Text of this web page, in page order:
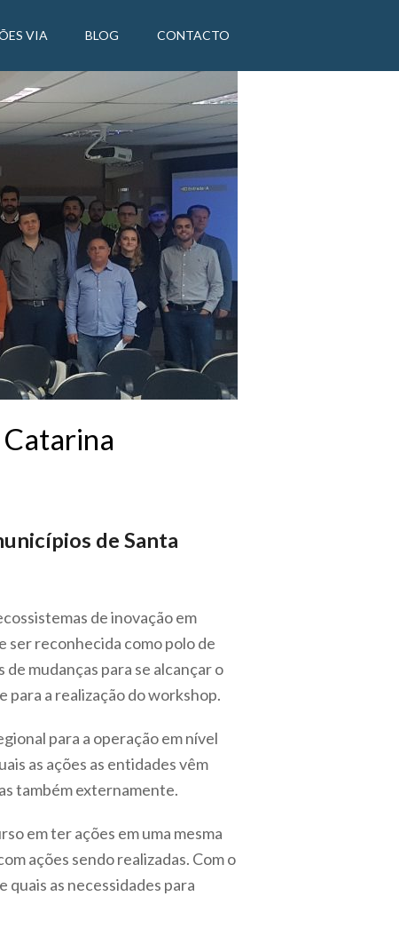
VIA BLOG CONTACTO
Catarina
de Santa
de inovação em
ser reconhecida como polo de
mudanças para se alcançar o
para a realização do workshop.
para a operação em nível
as ações as entidades vêm
também externamente.
em ter ações em uma mesma
ações sendo realizadas. Com o
quais as necessidades para